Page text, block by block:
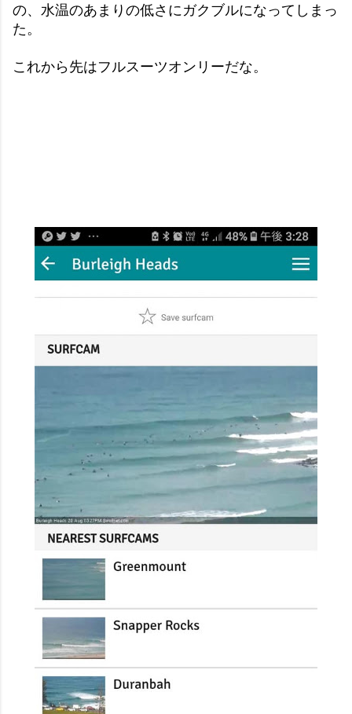
の、水温のあまりの低さにガクブルになってしまっ
た。
これから先はフルスーツオンリーだな。